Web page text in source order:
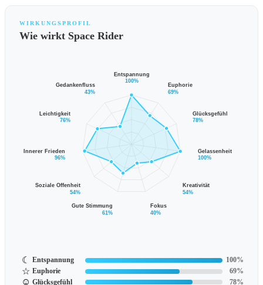
WIRKUNGSPROFIL
Wie wirkt Space Rider
Entspannung
100%
Euphorie
69%
Glücksgefühl
78%
Gelassenheit
100%
Kreativität
54%
Fokus
40%
Gute Stimmung
61%
Soziale Offenheit
54%
Innerer Frieden
96%
Leichtigkeit
76%
Gedankenfluss
43%
☾ Entspannung 100%
☆ Euphorie 69%
☺ Glücksgefühl 78%